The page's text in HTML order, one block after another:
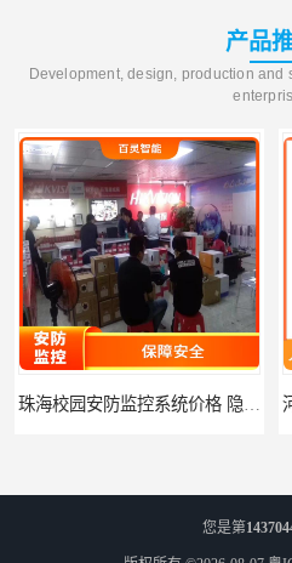
产品
Development, design, production and
您是第